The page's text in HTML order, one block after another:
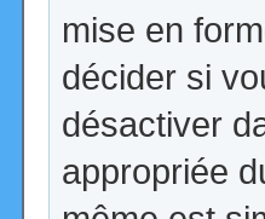
mise en
décider si
désactiver
appropriée